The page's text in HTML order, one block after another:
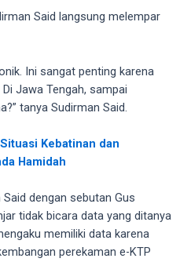
Said langsung melempar
Ini sangat penting karena
Jawa Tengah, sampai
tanya Sudirman Said.
Kebatinan dan
Hamidah
dengan sebutan Gus
tidak bicara data yang ditanya
memiliki data karena
perekaman e-KTP